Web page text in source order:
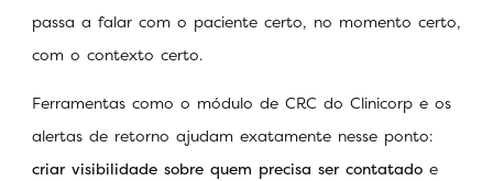
passa a falar com o paciente certo, no momento certo,
com o contexto certo.
Ferramentas como o módulo de CRC do Clinicorp e os
alertas de retorno ajudam exatamente nesse ponto:
criar visibilidade sobre quem precisa ser contatado e